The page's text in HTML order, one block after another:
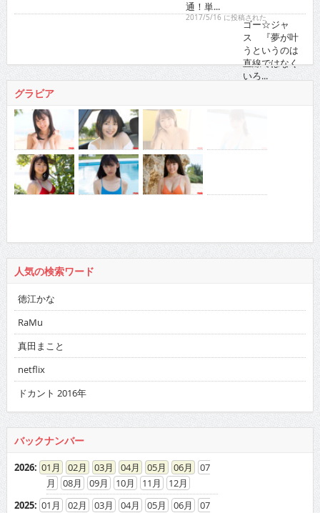
ゴー☆ジャス 『夢が叶うというのは直線ではなくい
グラビア
人気の検索ワード
徳江かな
RaMu
真田まこと
netflix
ドカント 2016年
バックナンバー
2026: 01 02 03 04 05 06
07
08
09 10 11
12
2025: 01 02 03 04 05 06
07